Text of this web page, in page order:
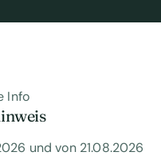
Info
und von 21.08.2026